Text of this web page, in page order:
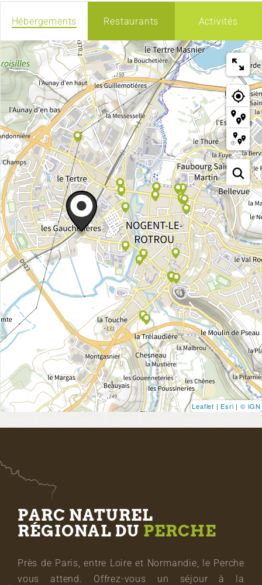
Hébergements Restaurants Activités
Leaflet | Esri | © IGN
PARC NATUREL
RÉGIONAL DU PERCHE
Près de Paris, entre Loire et Normandie, le Perche
vous attend. Offrez-vous un séjour à la